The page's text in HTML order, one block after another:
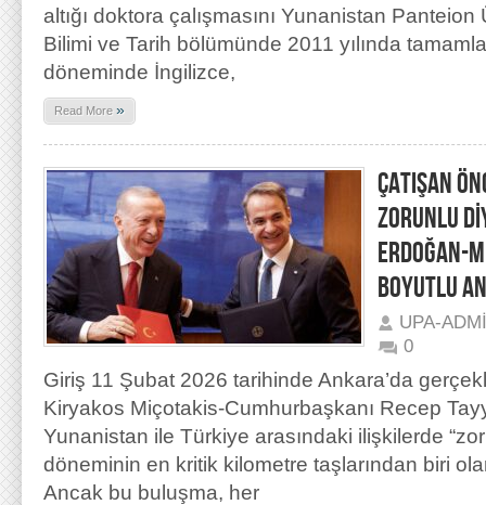
altığı doktora çalışmasını Yunanistan
Bilimi ve Tarih bölümünde 2011 yılında
döneminde İngilizce,
Read More »
ÇATIŞAN
ZORUNLU
ERDOĞAN-
BOYUTLU
UPA-
0
Giriş 11 Şubat 2026 tarihinde Ankara’da
Kiryakos Miçotakis-Cumhurbaşkanı Recep
Yunanistan ile Türkiye arasındaki ilişkilerde
döneminin en kritik kilometre taşlarından biri
Ancak bu buluşma, her